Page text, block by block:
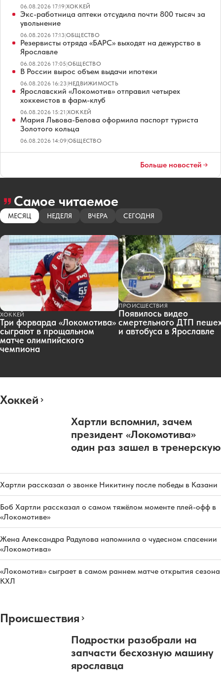
06.08.2026 17:19|ХОККЕЙ
Экс-работница аптеки отсудила почти 800 тысяч за
увольнение
06.08.2026 17:13|ОБЩЕСТВО
Резервисты отряда «БАРС» выходят на дежурство в
Ярославле
06.08.2026 17:05|ОБЩЕСТВО
В России вырос объем выдачи ипотеки
06.08.2026 16:23|НЕДВИЖИМОСТЬ
Ярославский «Локомотив» отправил четырех
хоккеистов в фарм-клуб
06.08.2026 15:21|ХОККЕЙ
Мария Львова-Белова оформила паспорт туриста
Золотого кольца
06.08.2026 14:09|ОБЩЕСТВО
Больше новостей
Самое читаемое
МЕСЯЦ НЕДЕЛЯ ВЧЕРА СЕГОДНЯ
ХОККЕЙ
Три форварда «Локомотива»
сыграют в прощальном
матче олимпийского
чемпиона
ПРОИСШЕСТВИЯ
Появилось видео
смертельного ДТП
и автобуса в Ярославле
Хоккей
Хартли вспомнил, зачем
президент «Локомотива»
один раз зашел в тренерскую
Хартли рассказал о звонке Никитину после победы в Казани
Боб Хартли рассказал о самом тяжёлом моменте плей-офф в
«Локомотиве»
Жена Александра Радулова напомнила о чудесном спасении
«Локомотива»
«Локомотив» сыграет в самом раннем матче открытия сезона
КХЛ
Происшествия
Подростки разобрали на
запчасти бесхозную машину
ярославца